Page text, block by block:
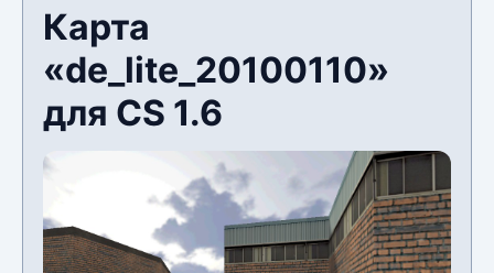
Карта
«de_lite_20100110»
для CS 1.6